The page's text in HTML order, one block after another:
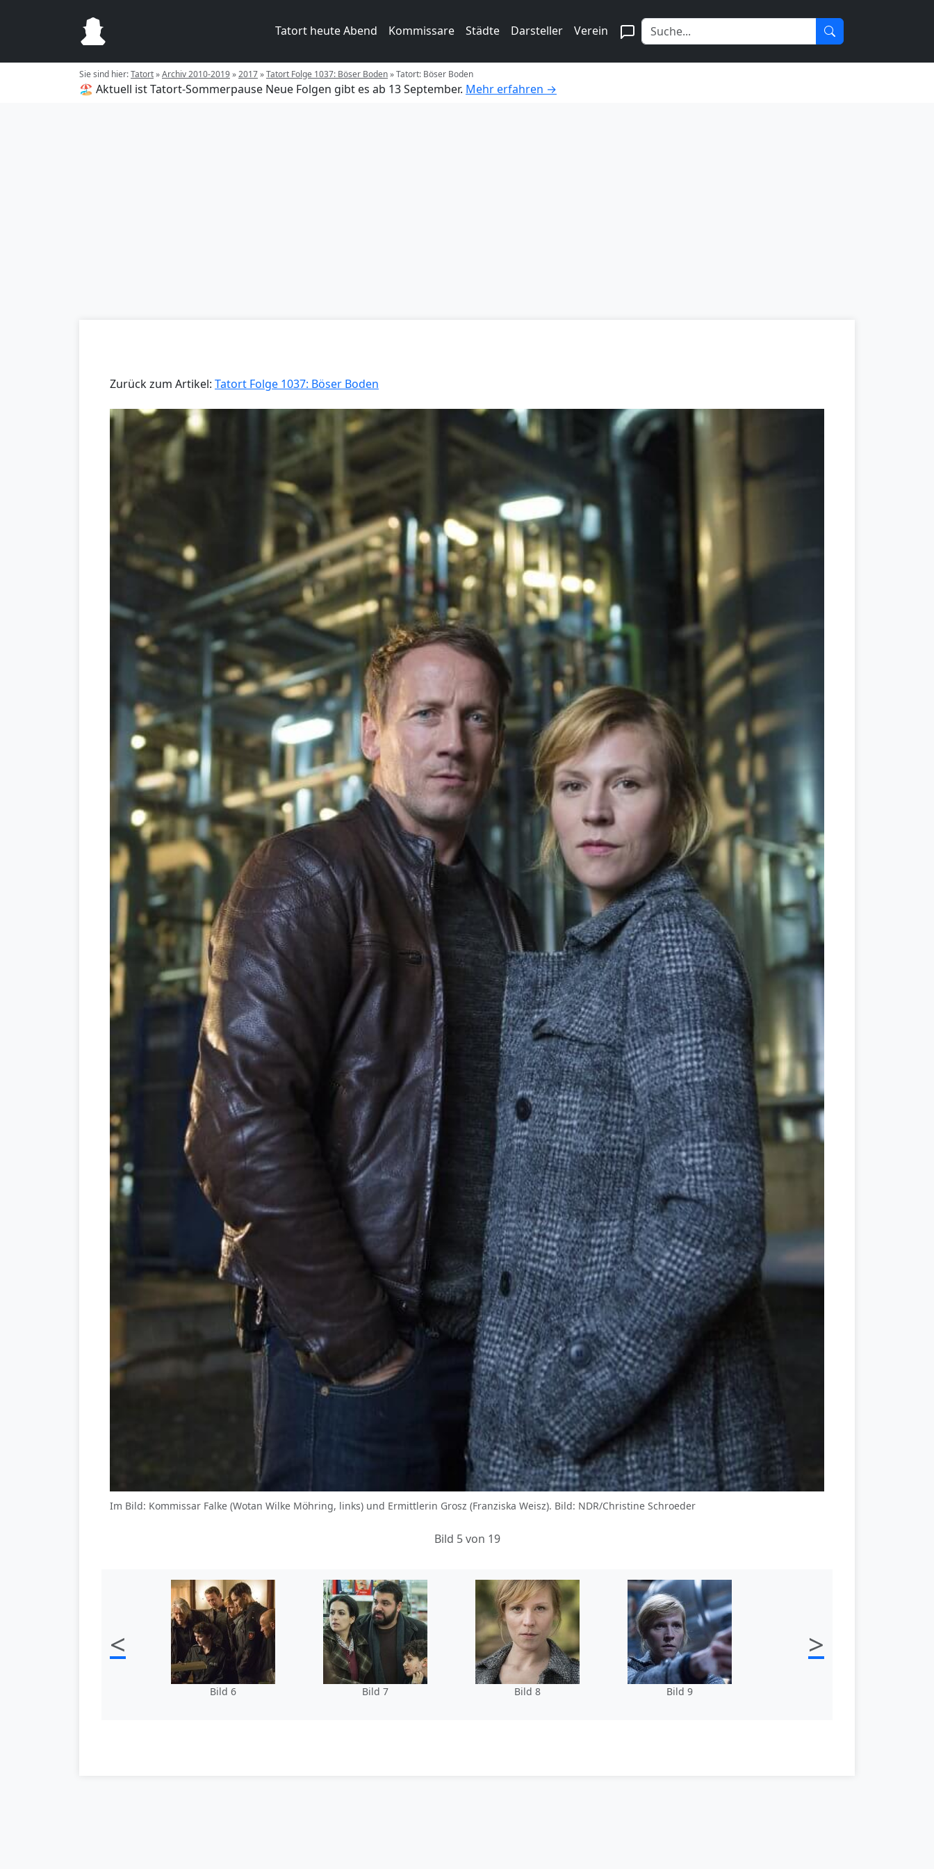
Tatort heute Abend Kommissare Städte Darsteller Verein
Sie sind hier:Tatort»Archiv 2010-2019»2017»Tatort Folge 1037: Böser Boden»Tatort: Böser Boden
🏖️ Aktuell ist Tatort-Sommerpause Neue Folgen gibt es ab 13 September. Mehr erfahren →
Zurück zum Artikel: Tatort Folge 1037: Böser Boden
Im Bild: Kommissar Falke (Wotan Wilke Möhring, links) und Ermittlerin Grosz (Franziska Weisz). Bild: NDR/Christine Schroeder
Bild 5 von 19
<
Bild 6 Bild 7 Bild 8 Bild 9
>